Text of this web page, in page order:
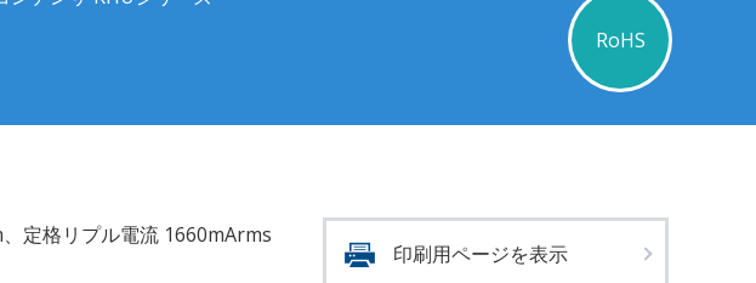
RoHS
定格リプル電流 1660mArms
印刷用ページを表示